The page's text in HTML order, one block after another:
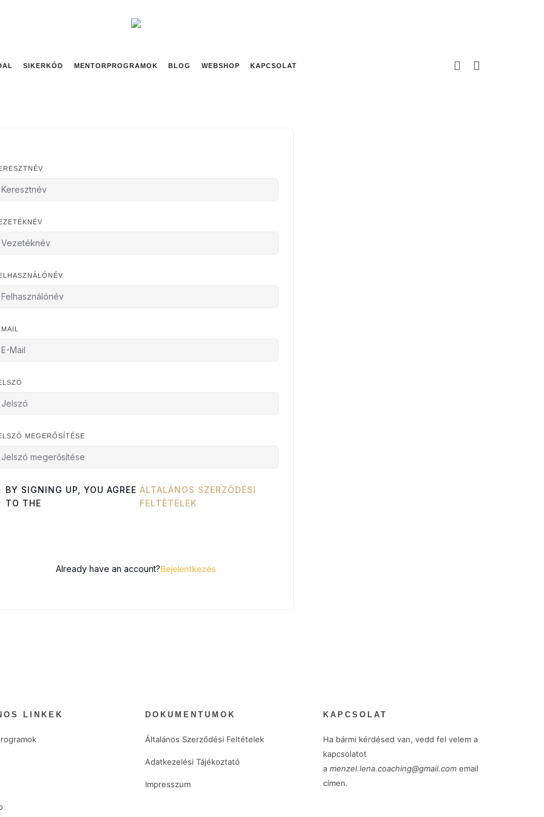
SIKERKÓD MENTORPROGRAMOK BLOG WEBSHOP KAPCSOLAT
MEGERŐSÍTÉSE
BY SIGNING UP, YOU AGREE
TO THE
ÁLTALÁNOS SZERZŐDÉSI
FELTÉTELEK
Already have an account?Bejelentkezés
LINKEK DOKUMENTUMOK
Általános Szerződési Feltételek
Adatkezelési Tájékoztató
Impresszum
KAPCSOLAT
Ha bármi kérdésed van, vedd fel velem a
kapcsolatot
a menzel.lena.coaching@gmail.comemail
címen.